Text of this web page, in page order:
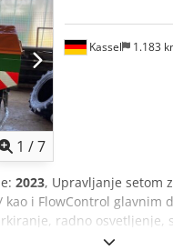
1 /7
Kassel 1.183
2023, Upravljanje setom
i FlowControl glavnim
radno osvetljenje,